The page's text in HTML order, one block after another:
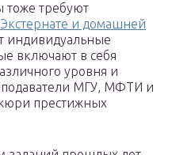
тоже требуют
Экстернате и домашней
индивидуальные
включают в себя
уровня и
МГУ, МФТИ и
престижных